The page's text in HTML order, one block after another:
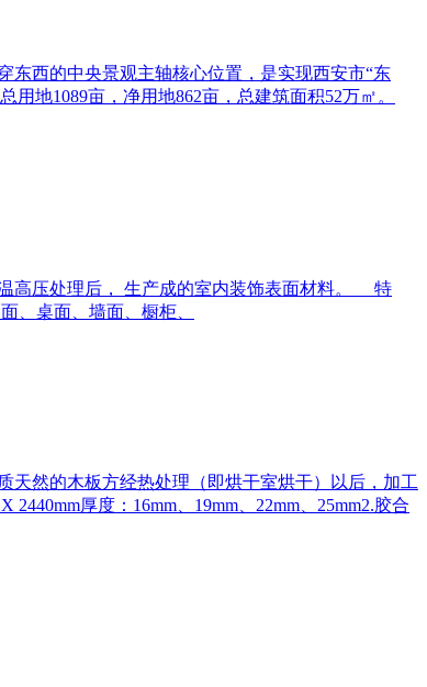
东西的中央景观主轴核心位置，是实现西安市“东
地1089亩，净用地862亩，总建筑面积52万㎡。
高压处理后， 生产成的室内装饰表面材料。 特
、桌面、墙面、橱柜、
然的木板方经热处理（即烘干室烘干）以后，加工
厚度：16mm、19mm、22mm、25mm2.胶合